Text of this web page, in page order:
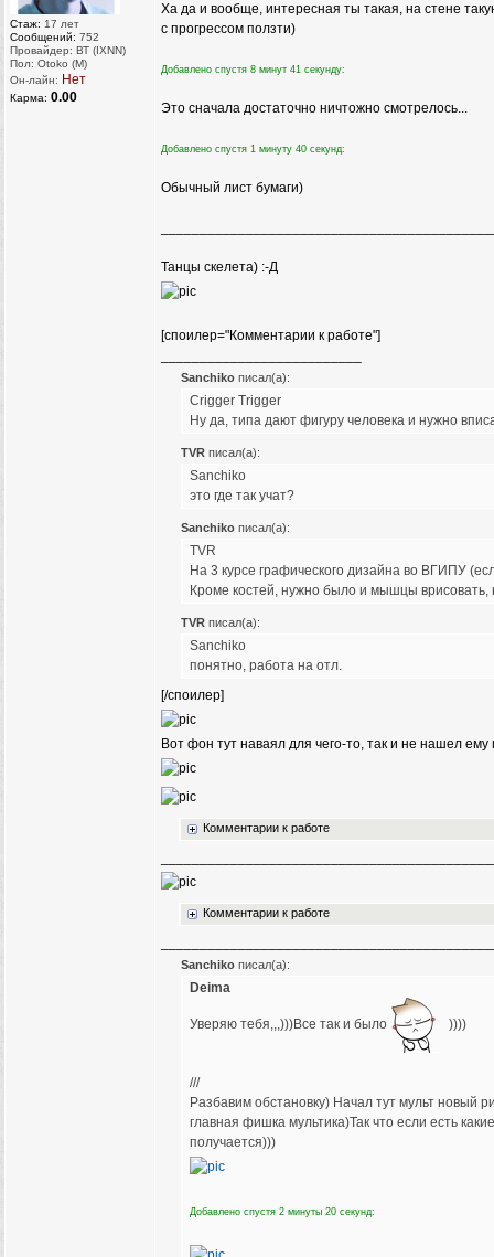
Стаж: 17 лет
Сообщений: 752
Провайдер: ВТ (IXNN)
Пол: Otoko (M)
Он-лайн: Нет
Карма: 0.00
Ха да и вообще, интересная ты такая, на стене
с прогрессом ползти)
Добавлено спустя 8 минут 41 секунду:
Это сначала достаточно ничтожно смотрелось...
Добавлено спустя 1 минуту 40 секунд:
Обычный лист бумаги)
Танцы скелета) :-Д
[споилер="Комментарии к работе"]
Sanchikoписал(а):
Crigger Trigger
Ну да, типа дают фигуру человека и нужно
TVRписал(а):
Sanchiko
это где так учат?
Sanchikoписал(а):
TVR
На 3 курсе графического дизайна во ВГИПУ
Кроме костей, нужно было и мышцы врисовать,
TVRписал(а):
Sanchiko
понятно, работа на отл.
[/споилер]
Вот фон тут наваял для чего-то, так и не нашел
Комментарии к работе
Комментарии к работе
Sanchikoписал(а):
Deima
Уверяю тебя,,,)))Все так и было ))))
///
Разбавим обстановку) Начал тут мульт новый
главная фишка мультика)Так что если есть
получается)))
Добавлено спустя 2 минуты 20 секунд: